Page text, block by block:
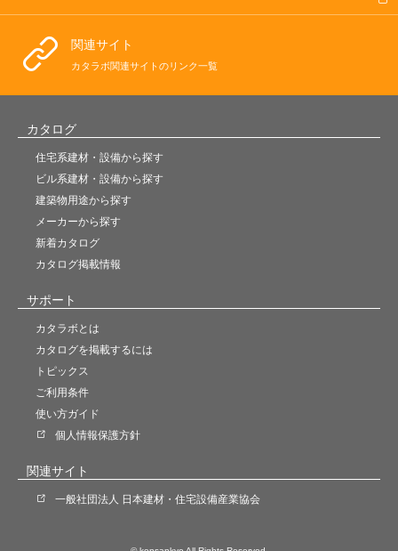
関連サイト
カタラボ関連サイトのリンク一覧
カタログ
住宅系建材・設備から探す
ビル系建材・設備から探す
建築物用途から探す
メーカーから探す
新着カタログ
カタログ掲載情報
サポート
カタラボとは
カタログを掲載するには
トピックス
ご利用条件
使い方ガイド
個人情報保護方針
関連サイト
一般社団法人 日本建材・住宅設備産業協会